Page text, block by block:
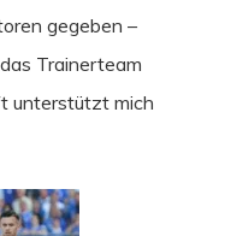
gegeben –
Trainerteam
unterstützt mich